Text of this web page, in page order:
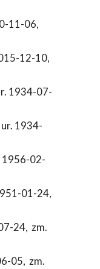
11-06,
12-10,
1934-07-
ur. 1934-
1956-02-
01-24,
24, zm.
05, zm.